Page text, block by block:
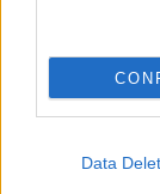
Data
και
Η δουλειά